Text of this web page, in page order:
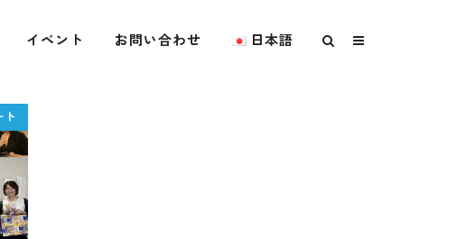
イベント お問い合わせ 日本語